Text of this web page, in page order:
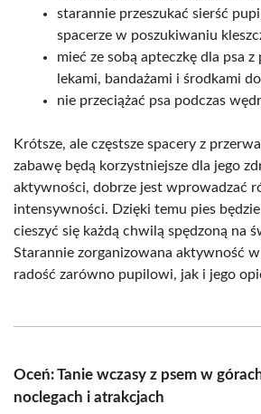
starannie przeszukać sierść
spacerze w poszukiwaniu
mieć ze sobą apteczkę dla psa
lekami, bandażami i środkami
nie przeciążać psa podczas
Krótsze, ale częstsze spacery z
zabawę będą korzystniejsze dla jego
aktywności, dobrze jest wprowadzać
intensywności. Dzięki temu pies będzie
cieszyć się każdą chwilą spędzoną na
Starannie zorganizowana aktywność
radość zarówno pupilowi, jak i jego
Oceń: Tanie wczasy z psem w
noclegach i atrakcjach